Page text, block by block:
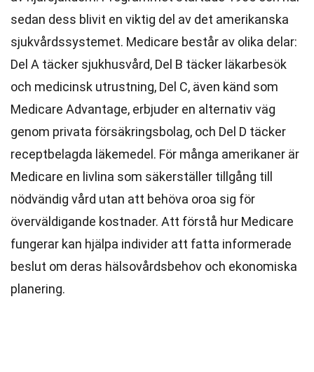
sedan dess blivit en viktig del av det amerikanska
sjukvårdssystemet. Medicare består av olika delar:
Del A täcker sjukhusvård, Del B täcker läkarbesök
och medicinsk utrustning, Del C, även känd som
Medicare Advantage, erbjuder en alternativ väg
genom privata försäkringsbolag, och Del D täcker
receptbelagda läkemedel. För många amerikaner är
Medicare en livlina som säkerställer tillgång till
nödvändig vård utan att behöva oroa sig för
överväldigande kostnader. Att förstå hur Medicare
fungerar kan hjälpa individer att fatta informerade
beslut om deras hälsovårdsbehov och ekonomiska
planering.